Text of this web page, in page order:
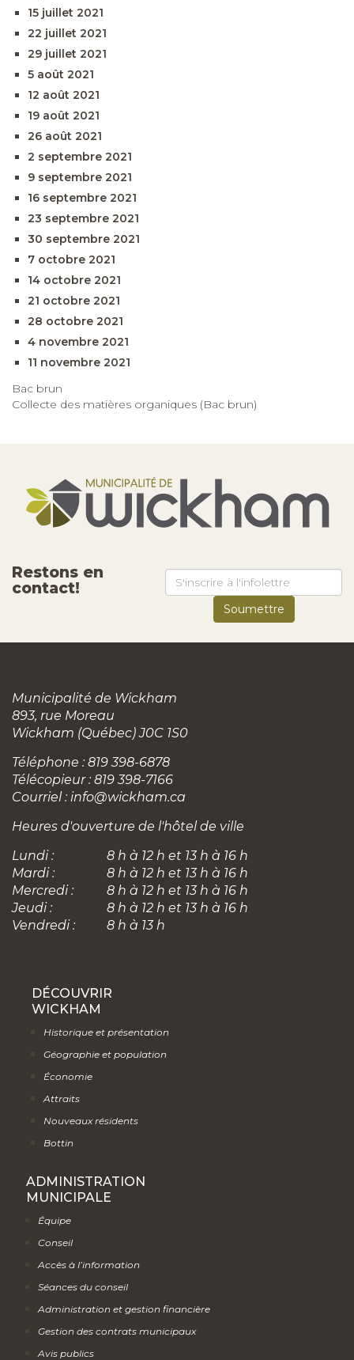
15 juillet 2021
22 juillet 2021
29 juillet 2021
5 août 2021
12 août 2021
19 août 2021
26 août 2021
2 septembre 2021
9 septembre 2021
16 septembre 2021
23 septembre 2021
30 septembre 2021
7 octobre 2021
14 octobre 2021
21 octobre 2021
28 octobre 2021
4 novembre 2021
11 novembre 2021
Bac brun
Collecte des matières organiques (Bac brun)
Restons en
contact!
Municipalité de Wickham
893, rue Moreau
Wickham (Québec) J0C 1S0
Téléphone : 819 398-6878
Télécopieur : 819 398-7166
Courriel : info@wickham.ca
Heures d'ouverture de l'hôtel de ville
Lundi :
8 h à 12 h et 13 h à 16 h
Mardi :
8 h à 12 h et 13 h à 16 h
Mercredi :
8 h à 12 h et 13 h à 16 h
Jeudi :
8 h à 12 h et 13 h à 16 h
Vendredi :
8 h à 13 h
DÉCOUVRIR
WICKHAM
Historique et présentation
Géographie et population
Économie
Attraits
Nouveaux résidents
Bottin
ADMINISTRATION
MUNICIPALE
Équipe
Conseil
Accès à l’information
Séances du conseil
Administration et gestion financière
Gestion des contrats municipaux
Avis publics